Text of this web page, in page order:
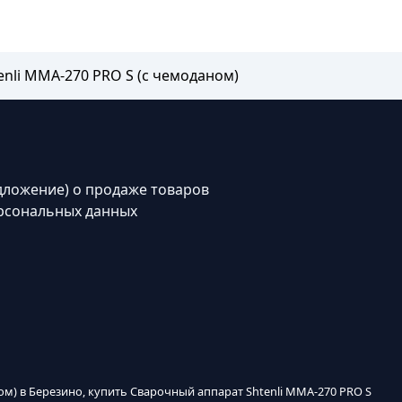
MMA-270 PRO S (с чемоданом)
о продаже товаров
данных
в Березино, купить Сварочный аппарат Shtenli MMA-270 PRO S